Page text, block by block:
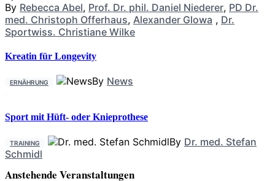
By Rebecca Abel, Prof. Dr. phil. Daniel Niederer, PD Dr.
med. Christoph Offerhaus, Alexander Glowa , Dr.
Sportwiss. Christiane Wilke
Kreatin für Longevity
ERNÄHRUNG By News
Sport mit Hüft- oder Knieprothese
TRAINING By Dr. med. Stefan
Schmidl
Anstehende Veranstaltungen